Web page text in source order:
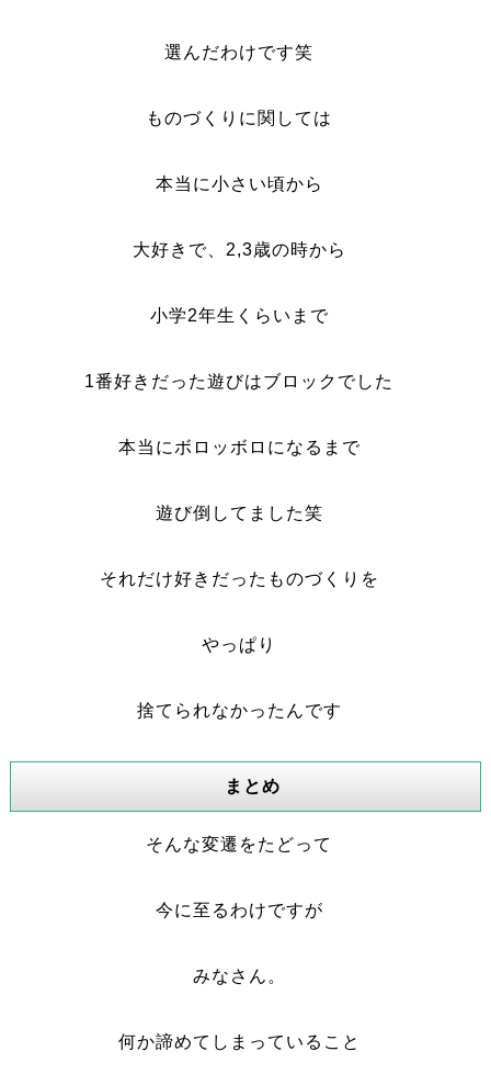
選んだわけです笑
ものづくりに関しては
本当に小さい頃から
大好きで、2,3歳の時から
小学2年生くらいまで
1番好きだった遊びはブロックでした
本当にボロッボロになるまで
遊び倒してました笑
それだけ好きだったものづくりを
やっぱり
捨てられなかったんです
まとめ
そんな変遷をたどって
今に至るわけですが
みなさん。
何か諦めてしまっていること